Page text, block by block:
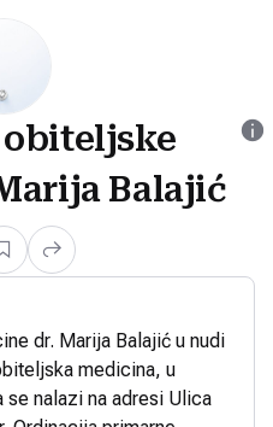
Balajić
dr. Marija Balajić u nudi
medicina, u
se nalazi na adresi Ulica